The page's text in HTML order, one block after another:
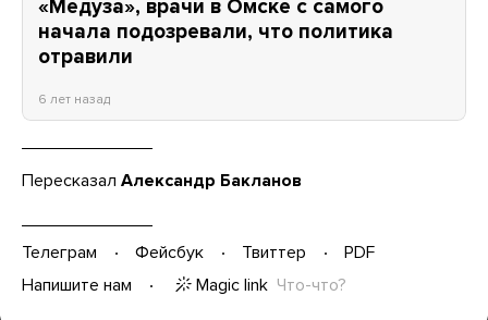
«Медуза», врачи в Омске с самого
начала подозревали, что политика
отравили
6 лет назад
Пересказал Александр Бакланов
Телеграм Фейсбук Твиттер
PDF
Напишите нам
Magic link Что-что?